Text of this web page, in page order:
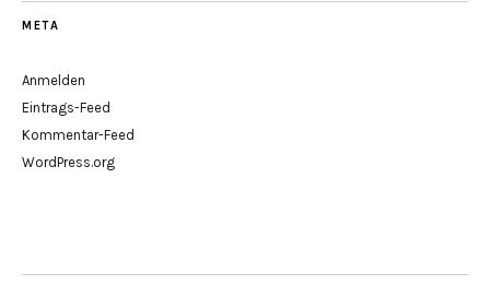
META
Anmelden
Eintrags-Feed
Kommentar-Feed
WordPress.org